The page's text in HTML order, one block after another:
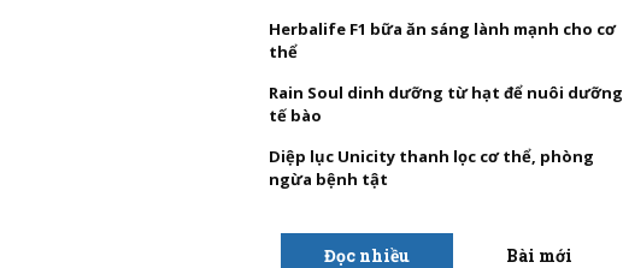
Herbalife F1 bữa ăn sáng lành mạnh cho cơ
thể
Rain Soul dinh dưỡng từ hạt để nuôi dưỡng
tế bào
Diệp lục Unicity thanh lọc cơ thể, phòng
ngừa bệnh tật
Đọc nhiều Bài mới